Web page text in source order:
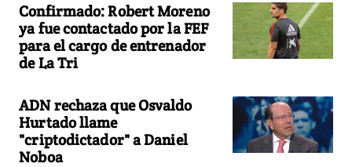
Confirmado: Robert Moreno
ya fue contactado por la FEF
para el cargo de entrenador
de La Tri
ADN rechaza que Osvaldo
Hurtado llame
"criptodictador" a Daniel
Noboa